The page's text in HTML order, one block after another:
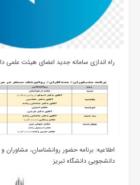
راه اندازی سامانه جدید اعضای هیئت علمی
اطلاعیه: برنامه حضور روانشناسان، مشاوران
دانشجویی دانشگاه تبریز